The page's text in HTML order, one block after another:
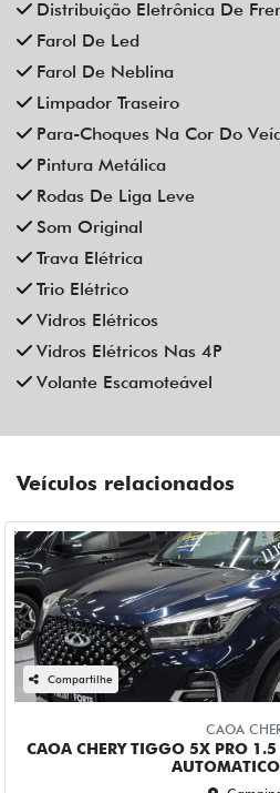
Trio Elétrico
Vidros Elétricos
Vidros Elétricos Nas 4P
Volante Escamoteável
Veículos relacionados
CAOA CHERY TIGGO 5X PRO 1.5
Fiat
R$
90.000 km
Mais